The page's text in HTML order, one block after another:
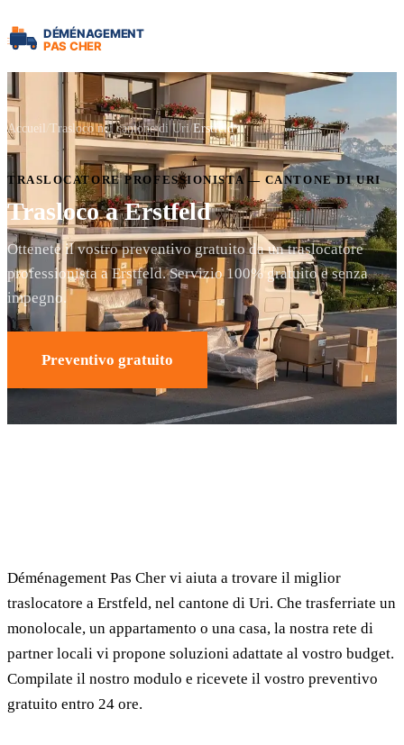
Accueil Trasloco nel cantone di Uri Erstfeld
TRASLOCATORE PROFESSIONISTA — CANTONE DI URI
Trasloco a Erstfeld
Ottenete il vostro preventivo gratuito da un traslocatore
professionista a Erstfeld. Servizio 100% gratuito e senza
impegno.
Preventivo gratuito
Déménagement Pas Cher vi aiuta a trovare il miglior
traslocatore a Erstfeld, nel cantone di Uri. Che trasferriate un
monolocale, un appartamento o una casa, la nostra rete di
partner locali vi propone soluzioni adattate al vostro budget.
Compilate il nostro modulo e ricevete il vostro preventivo
gratuito entro 24 ore.